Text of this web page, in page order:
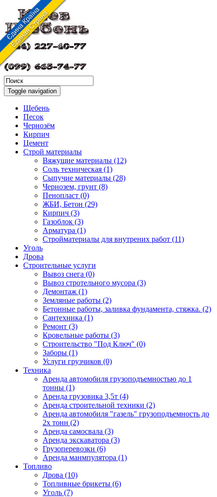
Toggle navigation
Щебень
Песок
Чернозём
Кирпич
Цемент
Строй материалы
Вяжущие материалы (12)
Соль техническая (1)
Сыпучие материалы (28)
Чернозем, грунт (8)
Пенопласт (0)
ЖБИ, Бетон (29)
Кирпич (3)
Газоблок (3)
Арматура (1)
Стройматериалы для внутрених работ (11)
Уголь
Дрова
Строительные услуги
Вывоз снега (0)
Вывоз стротельного мусора (3)
Демонтаж (1)
Земляные работы (2)
Бетонные работы, заливка фундамента, стяжка. (2)
Сантехника (1)
Ремонт (3)
Кровельные работы (3)
Строительство "Под Ключ" (0)
Заборы (1)
Услуги грузчиков (0)
Техника
Аренда автомобиля грузоподъемностью до 1
тонны (1)
Аренда грузовика 3,5т (4)
Аренда строительной техники (2)
Аренда автомобиля "газель" грузоподъемность до
2х тонн (2)
Аренда самосвала (3)
Аренда экскаватора (3)
Грузоперевозки (6)
Аренда манмпулятора (1)
Топливо
Дрова (10)
Топливные брикеты (6)
Уголь (7)